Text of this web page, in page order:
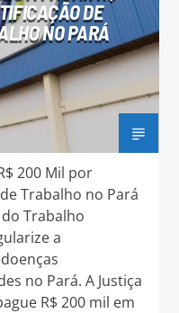
DE
NO PARÁ
200 Mil por
Trabalho no Pará
do Trabalho
a
no Pará. A Justiça
R$ 200 mil em